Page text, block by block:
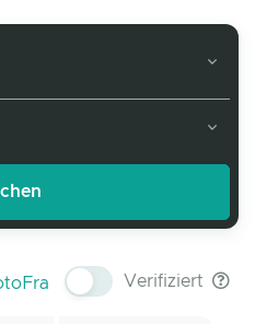
Verifiziert